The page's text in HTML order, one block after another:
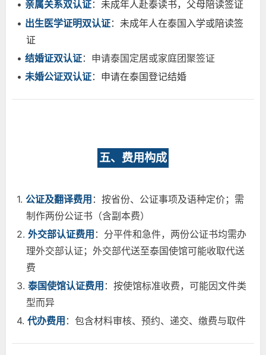
• 亲属关系双认证：未成年人赴泰读书，父母陪读签证
• 出生医学证明双认证：未成年人在泰国入学或陪读签
证
• 结婚证双认证：申请泰国定居或家庭团聚签证
• 未婚公证双认证：申请在泰国登记结婚
五、费用构成
1. 公证及翻译费用 ：按省份、公证事项及语种定价；需
制作两份公证书（含副本费）
2. 外交部认证费用 ：分平件和急件，两份公证书均需办
理外交部认证；外交部代送至泰国使馆可能收取代送
费
3. 泰国使馆认证费用 ：按使馆标准收费，可能因文件类
型而异
4. 代办费用 ：包含材料审核、预约、递交、缴费与取件